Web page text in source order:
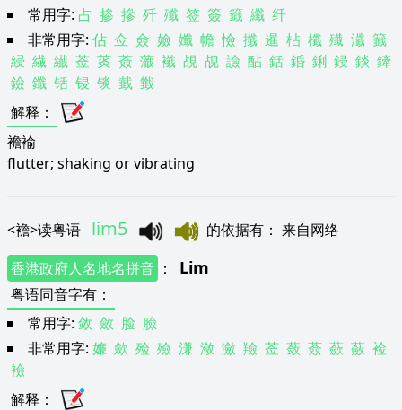
常用字: 占 掺 摻 歼 殲 签 簽 籤 纖 纤
非常用字: 佔 佥 僉 嬐 孅 幨 憸 攕 暹 枮 櫼 殱 瀸 籖
綅 繊 纎 莶 菼 薟 虃 襳 覘 觇 譣 酟 銛 銽 鋓 鋟 錟 鏲
鐱 鑯 铦 锓 锬 韯 韱
解释 ：
襜褕
flutter; shaking or vibrating
<襜>读粤语 lim5 的依据有 ： 来自网络
香港政府人名地名拼音 ： Lim
粤语同音字有 ：
常用字: 敛 斂 脸 臉
非常用字: 嬚 歛 殓 殮 溓 潋 瀲 羷 莶 蔹 薟 蘝 蘞 裣
襝
解释 ：